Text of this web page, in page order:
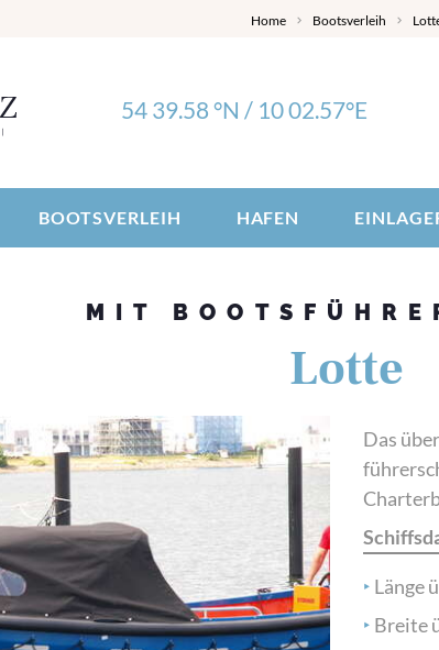
Home Bootsverleih
54 39.58 °N / 10 02.57°E
BOOTSVERLEIH HAFEN
MIT
Lotte
Das
‣ Länge
‣ Breite